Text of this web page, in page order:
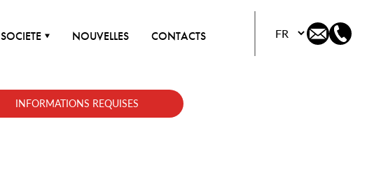
SOCIETE NOUVELLES CONTACTS Choisissez votre
INFORMATIONS REQUISES